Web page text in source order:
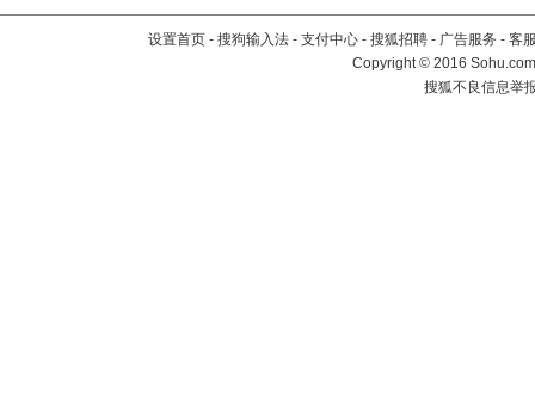
设置首页 - 搜狗输入法 - 支付中心 - 搜狐招聘 - 广告服务 - 客
Copyright©2016
搜狐不良信息举